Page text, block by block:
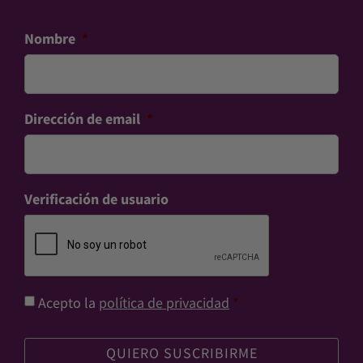
Nombre *
Dirección de email *
Verificación de usuario
Consentimiento *
Acepto la política de privacidad *